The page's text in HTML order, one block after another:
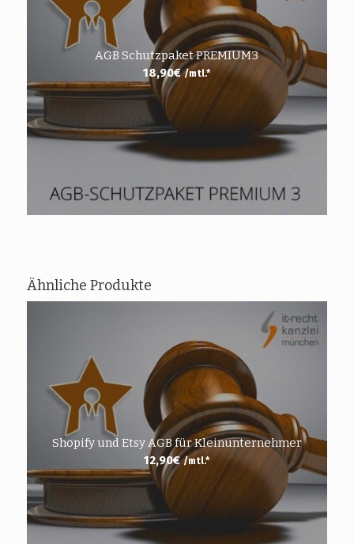
AGB Schutzpaket PREMIUM3
18,90€ /mtl.*
Ähnliche Produkte
Shopify und Etsy AGB für Kleinunternehmer
12,90€ /mtl.*